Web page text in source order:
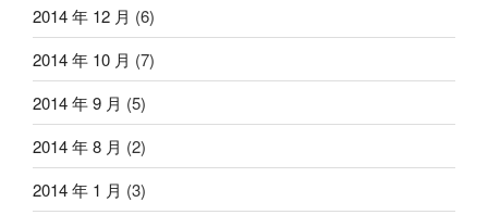
2014 年 12 月 (6)
2014 年 10 月 (7)
2014 年 9 月 (5)
2014 年 8 月 (2)
2014 年 1 月 (3)